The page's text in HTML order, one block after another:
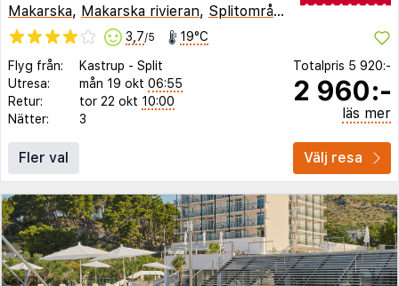
Makarska, Makarska rivieran, Splitområdet ,Kroatien
3,7/5 19°C
Flyg från: Kastrup - Split
Utresa:
mån 19 okt 06:55
Retur:
tor 22 okt 10:00
Nätter:
3
Totalpris 5 920:-
2 960:-
läs mer
Fler val Välj resa